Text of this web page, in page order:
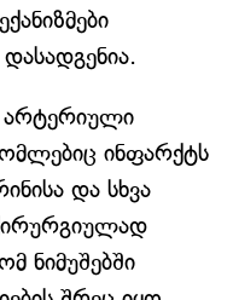
არტერიული
ინფარქტს
და სხვა
ნიმუშებში